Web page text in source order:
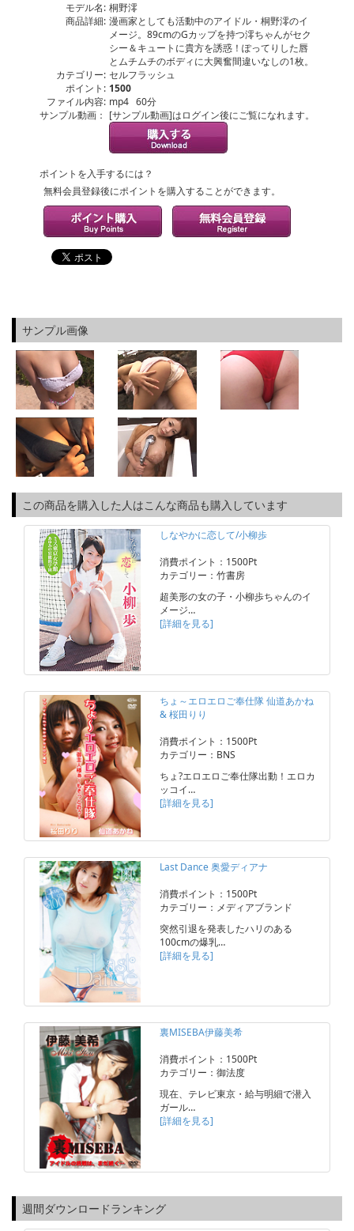
モデル名: 桐野澪
商品詳細: 漫画家としても活動中のアイドル・桐野澪のイ
メージ。89cmのGカップを持つ澪ちゃんがセク
シー＆キュートに貴方を誘惑！ぽってりした唇
とムチムチのボディに大興奮間違いなしの1枚。
カテゴリー: セルフラッシュ
ポイント: 1500
ファイル内容: mp4 60分
サンプル動画： [サンプル動画]はログイン後にご覧になれます。
ポイントを入手するには？
無料会員登録後にポイントを購入することができます。
サンプル画像
この商品を購入した人はこんな商品も購入しています
しなやかに恋して/小柳歩
消費ポイント：1500Pt
カテゴリー：竹書房
超美形の女の子・小柳歩ちゃんのイ
メージ…
[詳細を見る]
ちょ～エロエロご奉仕隊 仙道あかね
& 桜田りり
消費ポイント：1500Pt
カテゴリー：BNS
ちょ?エロエロご奉仕隊出動！エロカ
ッコイ…
[詳細を見る]
Last Dance 奥愛ディアナ
消費ポイント：1500Pt
カテゴリー：メディアブランド
突然引退を発表したハリのある
100cmの爆乳…
[詳細を見る]
裏MISEBA伊藤美希
消費ポイント：1500Pt
カテゴリー：御法度
現在、テレビ東京・給与明細で潜入
ガール…
[詳細を見る]
週間ダウンロードランキング